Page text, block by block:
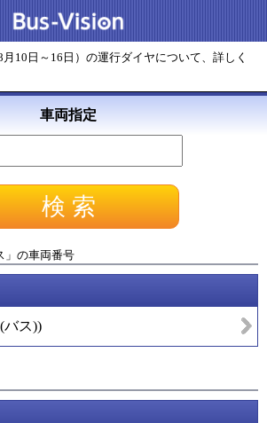
10日～16日）の運行ダイヤについて、詳しく
車両指定
」 の車両番号
バス))